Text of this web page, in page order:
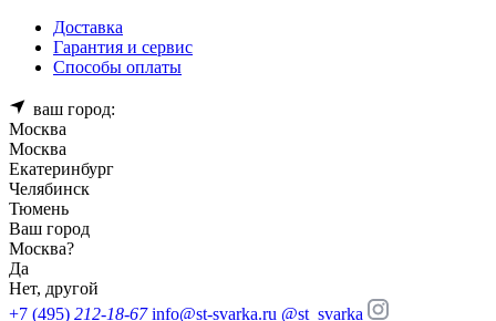
Доставка
Гарантия и сервис
Способы оплаты
ваш город:
Москва
Москва
Екатеринбург
Челябинск
Тюмень
Ваш город
Москва?
Да
Нет, другой
+7 (495) 212-18-67 info@st-svarka.ru @st_svarka